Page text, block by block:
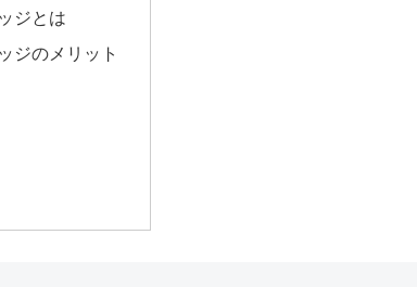
ジとは
ジのメリット